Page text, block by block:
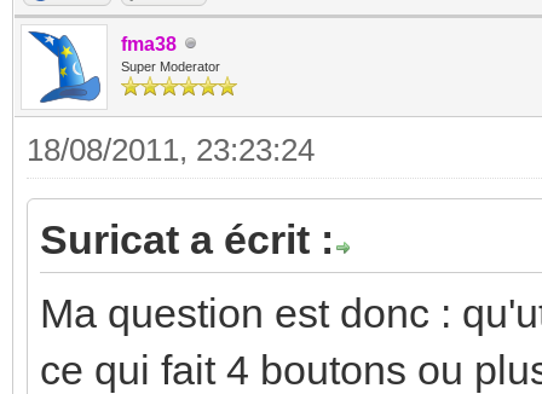
fma38
Super Moderator
18/08/2011, 23:23:24
Suricat a écrit :
Ma question est donc :
ce qui fait 4 boutons ou